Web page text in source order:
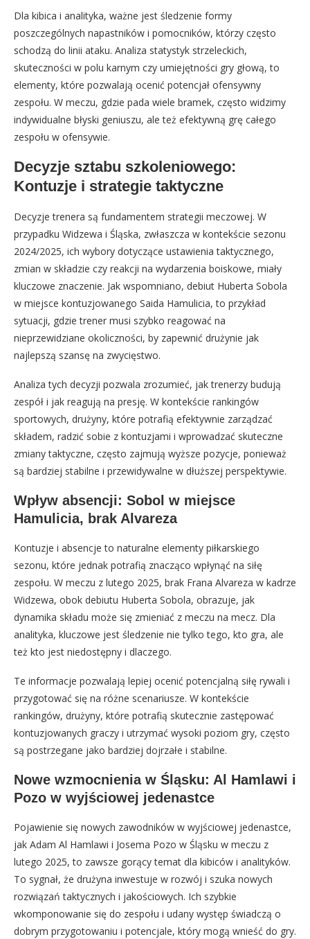
Dla kibica i analityka, ważne jest śledzenie formy
poszczególnych napastników i pomocników, którzy często
schodzą do linii ataku. Analiza statystyk strzeleckich,
skuteczności w polu karnym czy umiejętności gry głową, to
elementy, które pozwalają ocenić potencjał ofensywny
zespołu. W meczu, gdzie pada wiele bramek, często widzimy
indywidualne błyski geniuszu, ale też efektywną grę całego
zespołu w ofensywie.
Decyzje sztabu szkoleniowego:
Kontuzje i strategie taktyczne
Decyzje trenera są fundamentem strategii meczowej. W
przypadku Widzewa i Śląska, zwłaszcza w kontekście sezonu
2024/2025, ich wybory dotyczące ustawienia taktycznego,
zmian w składzie czy reakcji na wydarzenia boiskowe, miały
kluczowe znaczenie. Jak wspomniano, debiut Huberta Sobola
w miejsce kontuzjowanego Saida Hamulicia, to przykład
sytuacji, gdzie trener musi szybko reagować na
nieprzewidziane okoliczności, by zapewnić drużynie jak
najlepszą szansę na zwycięstwo.
Analiza tych decyzji pozwala zrozumieć, jak trenerzy budują
zespół i jak reagują na presję. W kontekście rankingów
sportowych, drużyny, które potrafią efektywnie zarządzać
składem, radzić sobie z kontuzjami i wprowadzać skuteczne
zmiany taktyczne, często zajmują wyższe pozycje, ponieważ
są bardziej stabilne i przewidywalne w dłuższej perspektywie.
Wpływ absencji: Sobol w miejsce
Hamulicia, brak Alvareza
Kontuzje i absencje to naturalne elementy piłkarskiego
sezonu, które jednak potrafią znacząco wpłynąć na siłę
zespołu. W meczu z lutego 2025, brak Frana Alvareza w kadrze
Widzewa, obok debiutu Huberta Sobola, obrazuje, jak
dynamika składu może się zmieniać z meczu na mecz. Dla
analityka, kluczowe jest śledzenie nie tylko tego, kto gra, ale
też kto jest niedostępny i dlaczego.
Te informacje pozwalają lepiej ocenić potencjalną siłę rywali i
przygotować się na różne scenariusze. W kontekście
rankingów, drużyny, które potrafią skutecznie zastępować
kontuzjowanych graczy i utrzymać wysoki poziom gry, często
są postrzegane jako bardziej dojrzałe i stabilne.
Nowe wzmocnienia w Śląsku: Al Hamlawi i
Pozo w wyjściowej jedenastce
Pojawienie się nowych zawodników w wyjściowej jedenastce,
jak Adam Al Hamlawi i Josema Pozo w Śląsku w meczu z
lutego 2025, to zawsze gorący temat dla kibiców i analityków.
To sygnał, że drużyna inwestuje w rozwój i szuka nowych
rozwiązań taktycznych i jakościowych. Ich szybkie
wkomponowanie się do zespołu i udany występ świadczą o
dobrym przygotowaniu i potencjale, który mogą wnieść do gry.